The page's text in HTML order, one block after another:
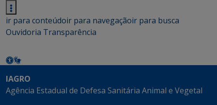
ir para conteúdoir para navegaçãoir para busca
Ouvidoria Transparência
IAGRO
Agência Estadual de Defesa Sanitária Animal e Vegetal